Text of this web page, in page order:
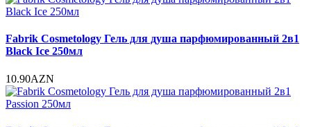
Fabrik Cosmetology Гель для душа парфюмированный 2в1
Black Ice 250мл
10.90AZN